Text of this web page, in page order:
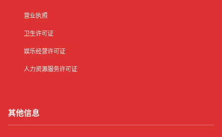
营业执照
卫生许可证
娱乐经营许可证
人力资源服务许可证
其他信息